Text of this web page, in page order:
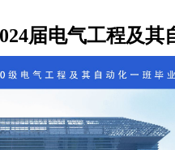
届电气工程及其